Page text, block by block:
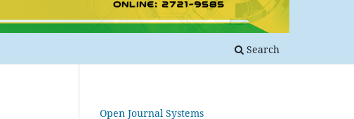
Search
Open Journal Systems